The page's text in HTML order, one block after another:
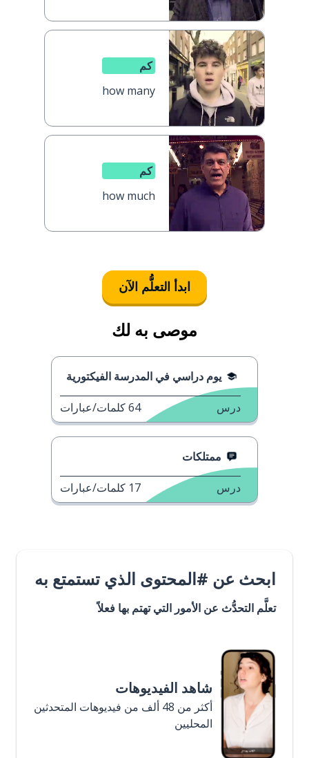
كم
how many
كم
how much
ابدأ التعلُّم الآن
موصى به لك
يوم دراسي في المدرسة الفيكتورية
درس 64كلمات/عبارات
ممتلكات
درس 17 كلمات/عبارات
ابحث عن #المحتوى الذي تستمتع به
تعلَّم التحدُّث عن الأمور التي تهتم بها فعلاً
شاهد الفيديوهات
أكثر من 48 ألف من فيديوهات المتحدثين
المحليين